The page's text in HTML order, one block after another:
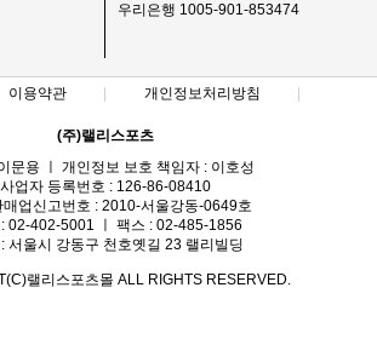
우리은행 1005-901-853474
이용약관 개인정보처리방침
(주)랠리스포츠
문용 ㅣ 개인정보 보호 책임자 : 이호성
사업자 등록번호 : 126-86-08410
매업신고번호 : 2010-서울강동-0649호
: 02-402-5001 ㅣ 팩스 : 02-485-1856
서울시 강동구 천호옛길 23 랠리빌딩
랠리스포츠몰 ALL RIGHTS RESERVED.